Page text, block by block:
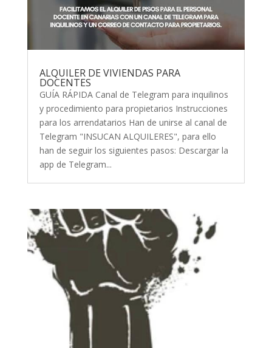
ALQUILER DE VIVIENDAS PARA
DOCENTES
GUÍA RÁPIDA Canal de Telegram para inquilinos
y procedimiento para propietarios Instrucciones
para los arrendatarios Han de unirse al canal de
Telegram "INSUCAN ALQUILERES", para ello
han de seguir los siguientes pasos: Descargar la
app de Telegram...